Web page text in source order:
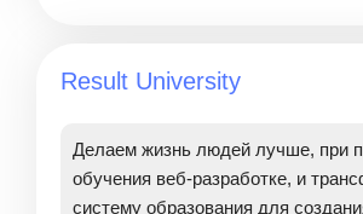
Result University
Делаем жизнь людей лучше, при
обучения веб-разработке, и
систему образования для